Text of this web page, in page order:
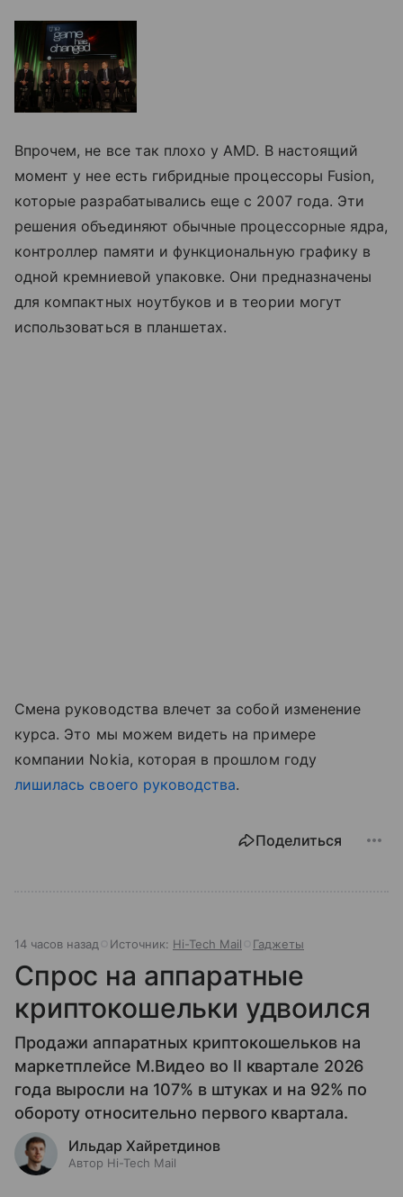
Впрочем, не все так плохо у AMD. В настоящий
момент у нее есть гибридные процессоры Fusion,
которые разрабатывались еще с 2007 года. Эти
решения объединяют обычные процессорные ядра,
контроллер памяти и функциональную графику в
одной кремниевой упаковке. Они предназначены
для компактных ноутбуков и в теории могут
использоваться в планшетах.
Смена руководства влечет за собой изменение
курса. Это мы можем видеть на примере
компании Nokia, которая в прошлом году
лишилась своего руководства.
Поделиться
14 часов назад Источник: Hi-Tech Mail Гаджеты
Спрос на аппаратные
криптокошельки удвоился
Продажи аппаратных криптокошельков на
маркетплейсе М.Видео во II квартале 2026
года выросли на 107% в штуках и на 92% по
обороту относительно первого квартала.
Ильдар Хайретдинов
Автор Hi-Tech Mail